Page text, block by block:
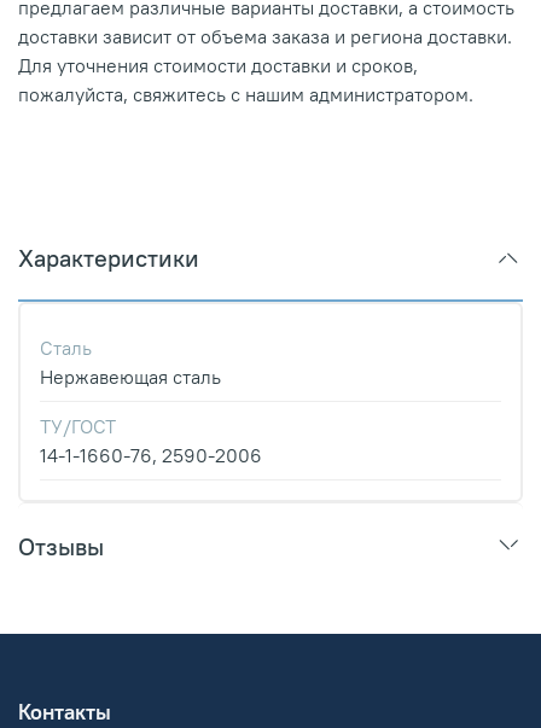
предлагаем различные варианты доставки, а стоимость
доставки зависит от объема заказа и региона доставки.
Для уточнения стоимости доставки и сроков,
пожалуйста, свяжитесь с нашим администратором.
Характеристики
Сталь
Нержавеющая сталь
ТУ/ГОСТ
14-1-1660-76, 2590-2006
Отзывы
Контакты